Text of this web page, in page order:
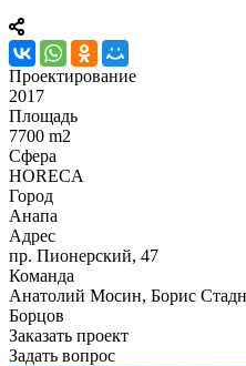
Проектирование
2017
Площадь
7700 m2
Сфера
HORECA
Город
Анапа
Адрес
пр. Пионерский, 47
Команда
Анатолий Мосин, Борис
Борцов
Заказать проект
Задать вопрос